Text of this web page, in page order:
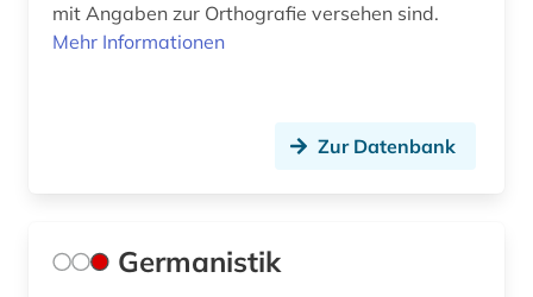
mit Angaben zur Orthografie versehen sind.
Mehr Informationen
Zur Datenbank
Germanistik